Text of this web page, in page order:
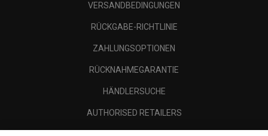
VERSANDBEDINGUNGEN
RÜCKGABE-RICHTLINIE
ZAHLUNGSOPTIONEN
RÜCKNAHMEGARANTIE
HÄNDLERSUCHE
AUTHORISED RETAILERS